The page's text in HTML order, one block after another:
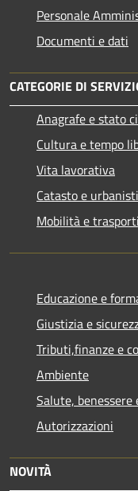
Personale
Documenti e dati
CATEGORIE DI
Anagrafe e stato
Cultura e tempo
Vita lavorativa
Catasto e
Mobilità e trasporti
Educazione e
Giustizia e
Tributi,finanze e
Ambiente
Salute, benessere
Autorizzazioni
NOVITÀ